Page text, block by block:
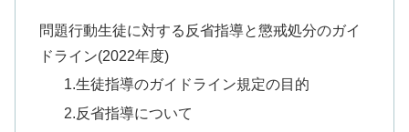
問題行動生徒に対する反省指導と懲戒処分のガイ
ドライン(2022年度)
1.生徒指導のガイドライン規定の目的
2.反省指導について